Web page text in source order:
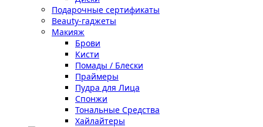
Подарочные сертификаты
Beauty-гаджеты
Макияж
Брови
Кисти
Помады / Блески
Праймеры
Пудра для Лица
Спонжи
Тональные Средства
Хайлайтеры